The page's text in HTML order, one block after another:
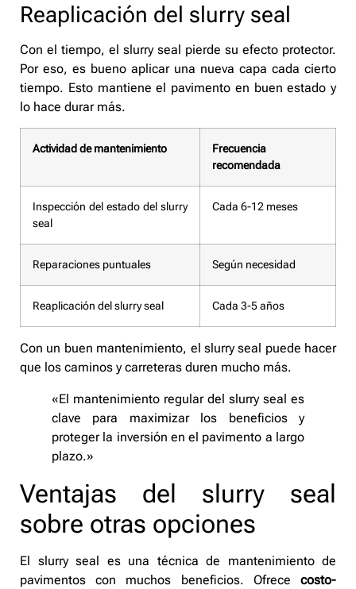
Reaplicación del slurry seal
Con el tiempo, el slurry seal pierde su efecto protector.
Por eso, es bueno aplicar una nueva capa cada cierto
tiempo. Esto mantiene el pavimento en buen estado y
lo hace durar más.
Actividad de mantenimiento
Frecuencia
recomendada
Inspección del estado del slurry
seal
Cada 6-12 meses
Reparaciones puntuales Según necesidad
Reaplicación del slurry seal Cada 3-5 años
Con un buen mantenimiento, el slurry seal puede hacer
que los caminos y carreteras duren mucho más.
«El mantenimiento regular del slurry seal es
clave para maximizar los beneficios y
proteger la inversión en el pavimento a largo
plazo.»
Ventajas del slurry seal
sobre otras opciones
El slurry seal es una técnica de mantenimiento de
pavimentos con muchos beneficios. Ofrece costo-